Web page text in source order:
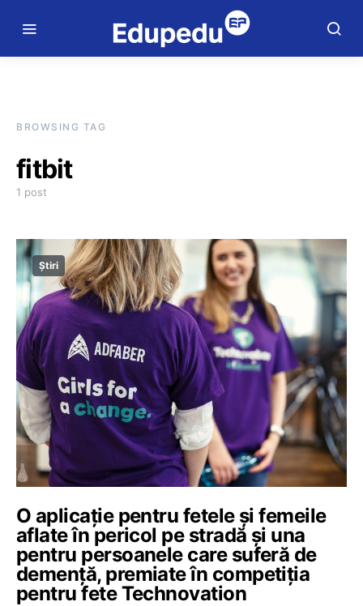
BROWSING TAG
fitbit
1 post
Știri
O aplicație pentru fetele și femeile
aflate în pericol pe stradă și una
pentru persoanele care suferă de
demență, premiate în competiția
pentru fete Technovation